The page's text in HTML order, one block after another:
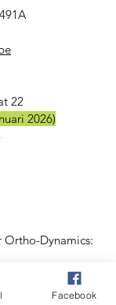
22
2026)
Dynamics:
Facebook